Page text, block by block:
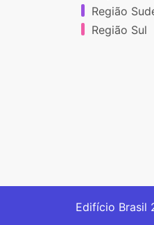
Região
Região Sul
Edifício Brasil